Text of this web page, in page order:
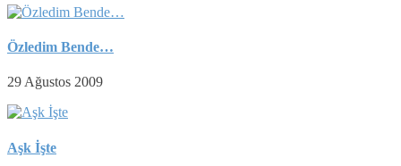
Özledim Bende…
29 Ağustos 2009
Aşk İşte